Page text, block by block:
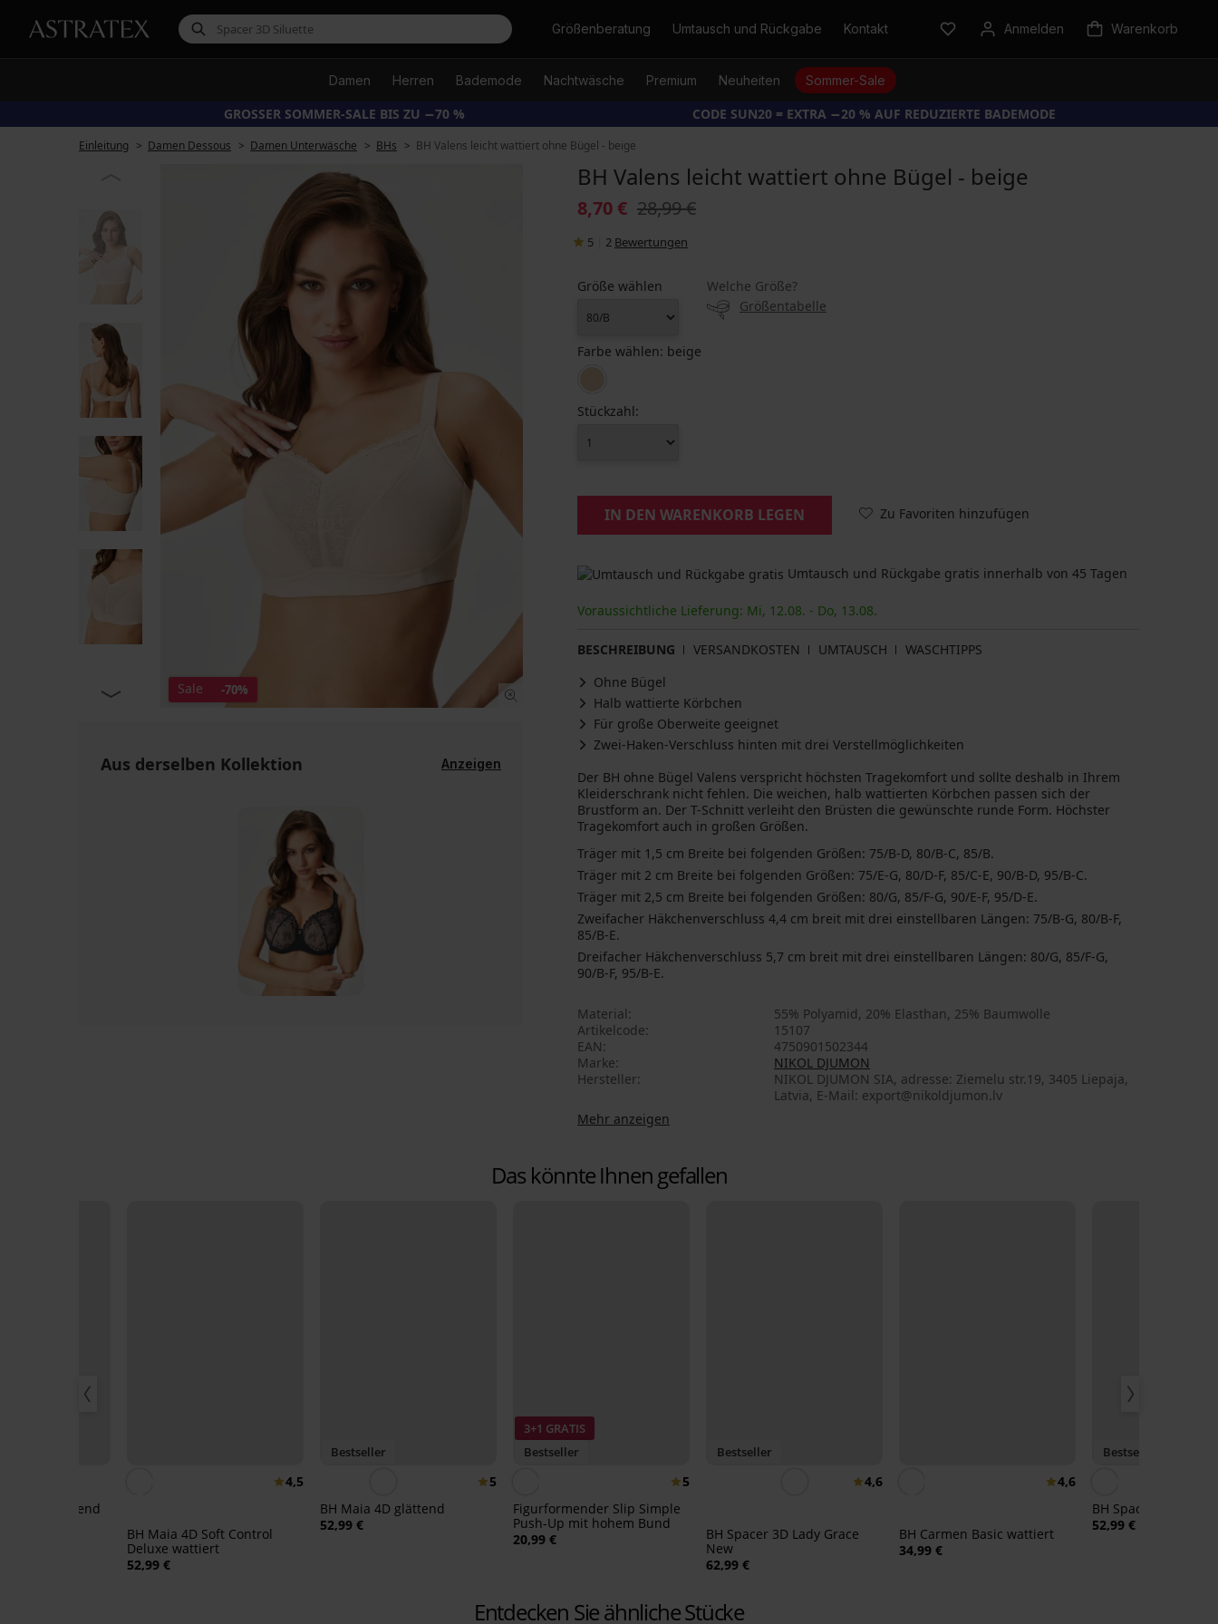
SucheGrößenberatung Umtausch und Rückgabe Kontakt Anmelden Warenkorb
Damen Herren Bademode Nachtwäsche Premium Neuheiten Sommer-Sale
GROSSER SOMMER-SALE BIS ZU −70 % CODE SUN20 = EXTRA −20 % AUF REDUZIERTE BADEMODE
Einleitung Damen Dessous Damen Unterwäsche BHs BH Valens leicht wattiert ohne Bügel - beige
Sale -70%
Aus derselben Kollektion Anzeigen
BH Valens leicht wattiert ohne Bügel - beige
8,70 € 28,99 €
5 2 Bewertungen
Größe wählen
Welche Größe?
Größentabelle
Farbe wählen: beige
Stückzahl:
IN DEN WARENKORB LEGEN Zu Favoriten hinzufügen
Umtausch und Rückgabe gratis innerhalb von 45 Tagen
Voraussichtliche Lieferung: Mi, 12.08. - Do, 13.08.
BESCHREIBUNG VERSANDKOSTEN UMTAUSCH
WASCHTIPPS
Ohne Bügel
Halb wattierte Körbchen
Für große Oberweite geeignet
Zwei-Haken-Verschluss hinten mit drei Verstellmöglichkeiten
Der BH ohne Bügel Valens verspricht höchsten Tragekomfort und sollte deshalb in Ihrem
Kleiderschrank nicht fehlen. Die weichen, halb wattierten Körbchen passen sich der
Brustform an. Der T-Schnitt verleiht den Brüsten die gewünschte runde Form. Höchster
Tragekomfort auch in großen Größen.
Träger mit 1,5 cm Breite bei folgenden Größen: 75/B-D, 80/B-C, 85/B.
Träger mit 2 cm Breite bei folgenden Größen: 75/E-G, 80/D-F, 85/C-E, 90/B-D, 95/B-C.
Träger mit 2,5 cm Breite bei folgenden Größen: 80/G, 85/F-G, 90/E-F, 95/D-E.
Zweifacher Häkchenverschluss 4,4 cm breit mit drei einstellbaren Längen: 75/B-G, 80/B-F,
85/B-E.
Dreifacher Häkchenverschluss 5,7 cm breit mit drei einstellbaren Längen: 80/G, 85/F-G,
90/B-F, 95/B-E.
Material
55% Polyamid, 20% Elasthan, 25% Baumwolle
Artikelcode
15107
EAN
4750901502344
Marke
NIKOL DJUMON
Hersteller
NIKOL DJUMON SIA, adresse: Ziemelu str.19, 3405 Liepaja,
Latvia, E-Mail: export@nikoldjumon.lv
Mehr anzeigen
Das könnte Ihnen gefallen
glättend
4,5
BH Maia 4D Soft Control
Deluxe wattiert
52,99 €
Bestseller
5
BH Maia 4D glättend
52,99 €
3+1 GRATIS
Bestseller
5
Figurformender Slip Simple
Push-Up mit hohem Bund
20,99 €
Bestseller
4,6
BH Spacer 3D Lady Grace
New
62,99 €
4,6
BH Carmen Basic wattiert
34,99 €
Bestseller
BH Spacer Delicate
52,99 €
Entdecken Sie ähnliche Stücke